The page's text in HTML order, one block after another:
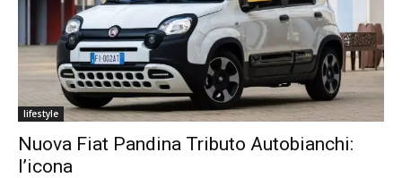
lifestyle
Nuova Fiat Pandina Tributo Autobianchi:
l’icona